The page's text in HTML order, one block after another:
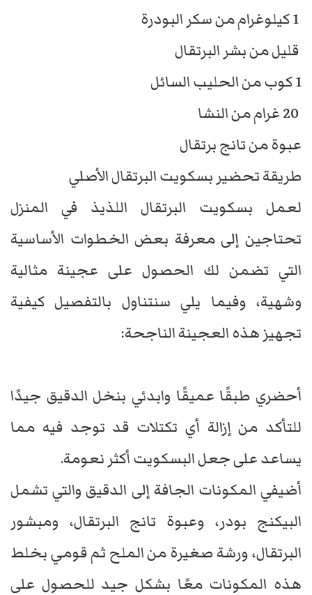
قليل من بشر البرتقال
1 كوب من الحليب السائل
عبوة من تانج برتقال
طريقة تحضير بسكويت البرتقال الأصلي
لعمل بسكويت البرتقال اللذيذ في المنزل
تحتاجين إلى معرفة بعض الخطوات الأساسية
التي تضمن لك الحصول على عجينة مثالية
وشهية، وفيما يلي سنتناول بالتفصيل كيفية
تجهيز هذه العجينة الناجحة:
أحضري طبقًا عميقًا وابدئي بنخل الدقيق جيدًا
للتأكد من إزالة أي تكتلات قد توجد فيه مما
يساعد على جعل البسكويت أكثر نعومة.
أضيفي المكونات الجافة إلى الدقيق والتي تشمل
البيكنج بودر، وعبوة تانج البرتقال، ومبشور
البرتقال، ورشة صغيرة من الملح ثم قومي بخلط
هذه المكونات معًا بشكل جيد للحصول على